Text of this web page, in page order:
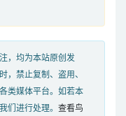
，均为本站原创发
，禁止复制、盗用、
类媒体平台。如若本
们进行处理。 查看鸟